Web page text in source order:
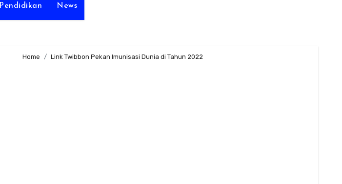
Pendidikan News
Home Link Twibbon Pekan Imunisasi Dunia di Tahun 2022